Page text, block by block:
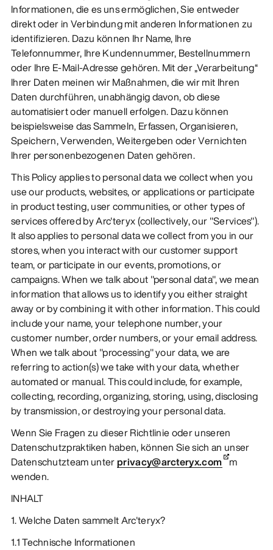
Informationen, die es uns ermöglichen, Sie entweder
direkt oder in Verbindung mit anderen Informationen zu
identifizieren. Dazu können Ihr Name, Ihre
Telefonnummer, Ihre Kundennummer, Bestellnummern
oder Ihre E-Mail-Adresse gehören. Mit der „Verarbeitung“
Ihrer Daten meinen wir Maßnahmen, die wir mit Ihren
Daten durchführen, unabhängig davon, ob diese
automatisiert oder manuell erfolgen. Dazu können
beispielsweise das Sammeln, Erfassen, Organisieren,
Speichern, Verwenden, Weitergeben oder Vernichten
Ihrer personenbezogenen Daten gehören.
This Policy applies to personal data we collect when you
use our products, websites, or applications or participate
in product testing, user communities, or other types of
services offered by Arc'teryx (collectively, our "Services").
It also applies to personal data we collect from you in our
stores, when you interact with our customer support
team, or participate in our events, promotions, or
campaigns. When we talk about "personal data", we mean
information that allows us to identify you either straight
away or by combining it with other information. This could
include your name, your telephone number, your
customer number, order numbers, or your email address.
When we talk about "processing" your data, we are
referring to action(s) we take with your data, whether
automated or manual. This could include, for example,
collecting, recording, organizing, storing, using, disclosing
by transmission, or destroying your personal data.
Wenn Sie Fragen zu dieser Richtlinie oder unseren
Datenschutzpraktiken haben, können Sie sich an unser
Datenschutzteam unterprivacy@arcteryx.com m
wenden.
INHALT
1. Welche Daten sammelt Arc'teryx?
1.1 Technische Informationen